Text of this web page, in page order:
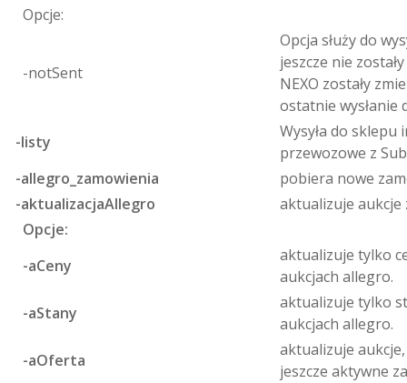
Opcje:
-notSent
Opcja służy do
jeszcze nie
NEXO zostały
ostatnie wysłanie
-listy
Wysyła do
przewozowe z
-allegro_zamowienia
pobiera nowe
-aktualizacjaAllegro
aktualizuje aukcje
Opcje:
-aCeny
aktualizuje tylko
aukcjach allegro.
-aStany
aktualizuje tylko
aukcjach allegro.
-aOferta
aktualizuje
jeszcze aktywne